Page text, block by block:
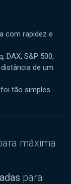
com rapidez e
DAX, S&P 500,
de um
tão simples.
máxima
para